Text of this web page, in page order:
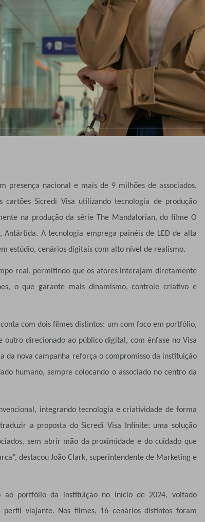
presença nacional e mais de 9 milhões de associados,
Sicredi Visa utilizando tecnologia de produção
na produção da série The Mandalorian, do filme O
Antártida. A tecnologia emprega painéis de LED de alta
estúdio, cenários digitais com alto nível de realismo.
real, permitindo que os atores interajam diretamente
o que garante mais dinamismo, controle criativo e
com dois filmes distintos: um com foco em portfólio,
outro direcionado ao público digital, com ênfase no Visa
da nova campanha reforça o compromisso da instituição
humano, sempre colocando o associado no centro da
integrando tecnologia e criatividade de forma
a proposta do Sicredi Visa Infinite: uma solução
sem abrir mão da proximidade e do cuidado que
destacou João Clark, superintendente de Marketing e
ao portfólio da instituição no início de 2024, voltado
perfil viajante. Nos filmes, 16 cenários distintos foram